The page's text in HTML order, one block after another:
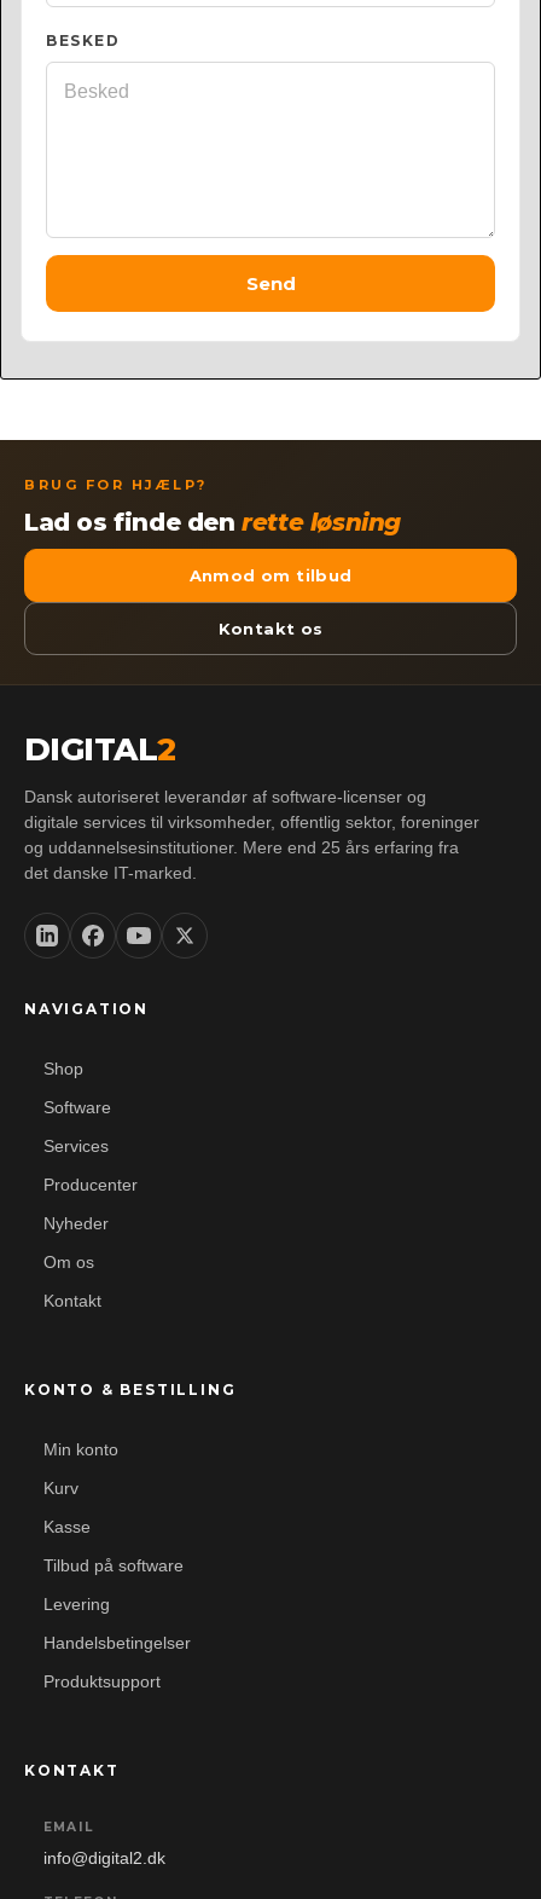
BESKED
Send
BRUG FOR HJÆLP?
Lad os finde denrette løsning
Anmod om tilbud
Kontakt os
DIGITAL2
Dansk autoriseret leverandør af software-licenser og
digitale services til virksomheder, offentlig sektor, foreninger
og uddannelsesinstitutioner. Mere end 25 års erfaring fra
det danske IT-marked.
NAVIGATION
Shop
Software
Services
Producenter
Nyheder
Om os
Kontakt
KONTO & BESTILLING
Min konto
Kurv
Kasse
Tilbud på software
Levering
Handelsbetingelser
Produktsupport
KONTAKT
EMAIL
info@digital2.dk